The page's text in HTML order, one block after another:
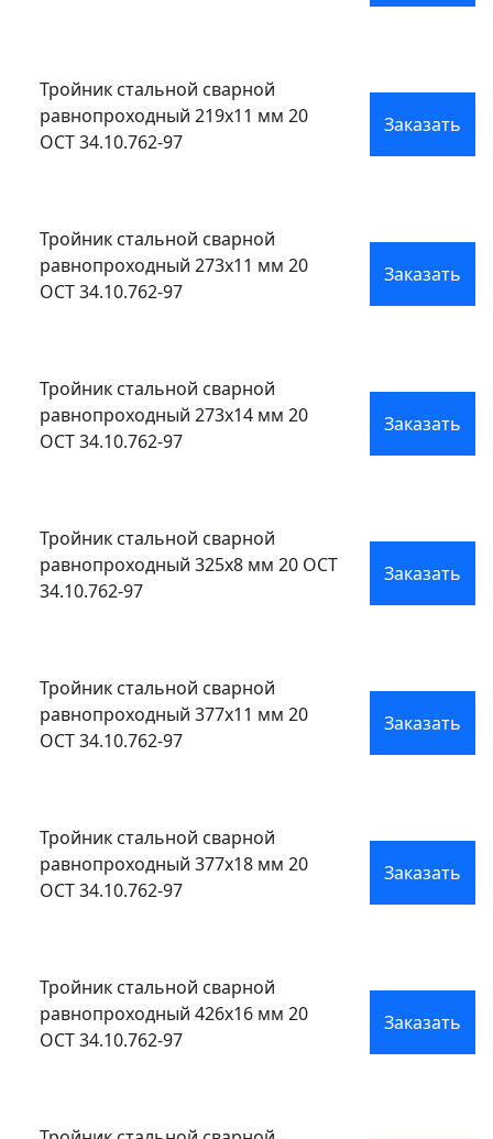
Тройник стальной сварной
равнопроходный 219x11 мм 20
ОСТ 34.10.762-97
Заказать
Тройник стальной сварной
равнопроходный 273x11 мм 20
ОСТ 34.10.762-97
Заказать
Тройник стальной сварной
равнопроходный 273x14 мм 20
ОСТ 34.10.762-97
Заказать
Тройник стальной сварной
равнопроходный 325x8 мм 20 ОСТ
34.10.762-97
Заказать
Тройник стальной сварной
равнопроходный 377x11 мм 20
ОСТ 34.10.762-97
Заказать
Тройник стальной сварной
равнопроходный 377x18 мм 20
ОСТ 34.10.762-97
Заказать
Тройник стальной сварной
равнопроходный 426x16 мм 20
ОСТ 34.10.762-97
Заказать